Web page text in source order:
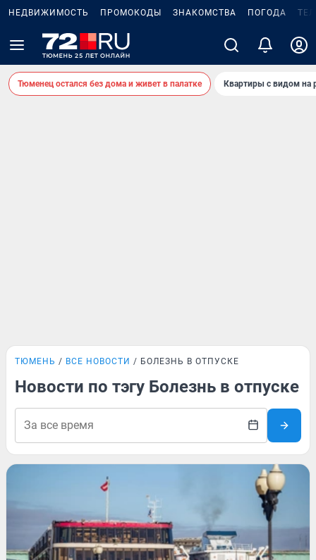
НЕДВИЖИМОСТЬ ПРОМОКОДЫ ЗНАКОМСТВА ПОГОДА
Тюменец остался без дома и живет в палатке Квартиры с видом на
ТЮМЕНЬ ВСЕ НОВОСТИ БОЛЕЗНЬ В ОТПУСКЕ
Новости по тэгу Болезнь в отпуске